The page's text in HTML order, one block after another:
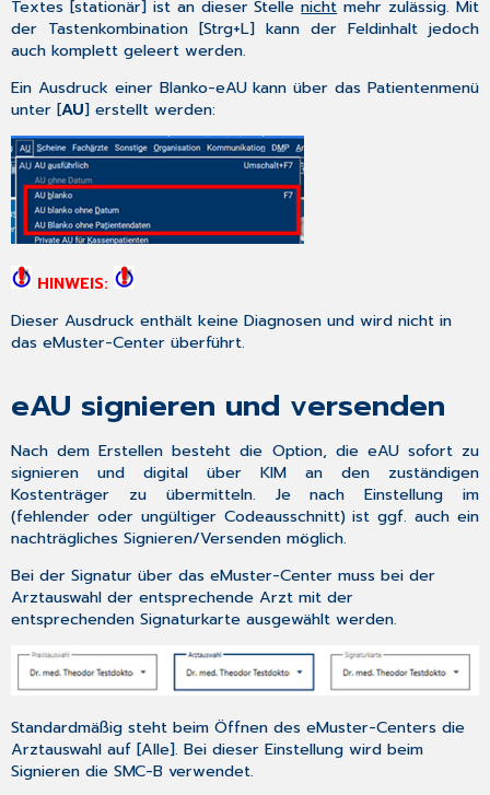
Textes [stationär] ist an dieser Stellenicht mehr zulässig. Mit
der Tastenkombination[Strg+L] kann der Feldinhalt jedoch
auch komplett geleert werden.
Ein Ausdruck einer Blanko-eAU kann über das Patientenmenü
unter [AU] erstellt werden:
HINWEIS:
Dieser Ausdruck enthält keine Diagnosen und wird nicht in
das eMuster-Center überführt.
eAU signieren und versenden
Nach dem Erstellen besteht die Option, die eAU sofort zu
signieren und digital über KIM an den zuständigen
Kostenträger zu übermitteln. Je nach Einstellung im
(fehlender oder ungültiger Codeausschnitt) ist ggf. auch ein
nachträgliches Signieren/Versenden möglich.
Bei der Signatur über das eMuster-Center muss bei der
Arztauswahl der entsprechende Arzt mit der
entsprechenden Signaturkarte ausgewählt werden.
Standardmäßig steht beim Öffnen des eMuster-Centers die
Arztauswahl auf [Alle]. Bei dieser Einstellung wird beim
Signieren die SMC-B verwendet.